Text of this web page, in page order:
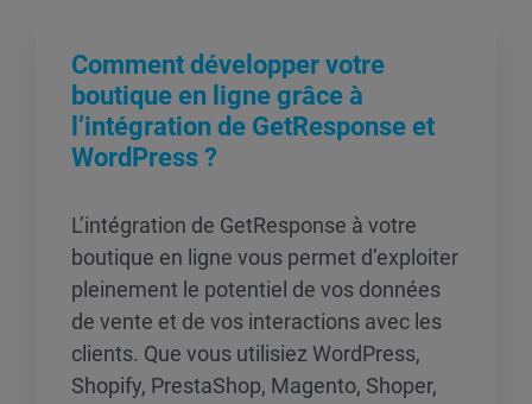
Comment développer votre
boutique en ligne grâce à
l’intégration de GetResponse et
WordPress ?
L’intégration de GetResponse à votre
boutique en ligne vous permet d’exploiter
pleinement le potentiel de vos données
de vente et de vos interactions avec les
clients. Que vous utilisiez WordPress,
Shopify, PrestaShop, Magento, Shoper,